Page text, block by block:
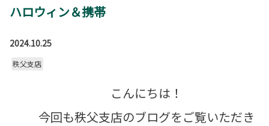
ハロウィン＆携帯
2024.10.25
秩父支店
こんにちは！
今回も秩父支店のブログをご覧いただき